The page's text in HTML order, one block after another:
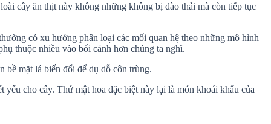
cây ăn thịt này không những không bị đào thải mà còn tiếp tục
có xu hướng phân loại các mối quan hệ theo những mô hình
thuộc nhiều vào bối cảnh hơn chúng ta nghĩ.
bề mặt lá biến đổi để dụ dỗ côn trùng.
cho cây. Thứ mật hoa đặc biệt này lại là món khoái khẩu của